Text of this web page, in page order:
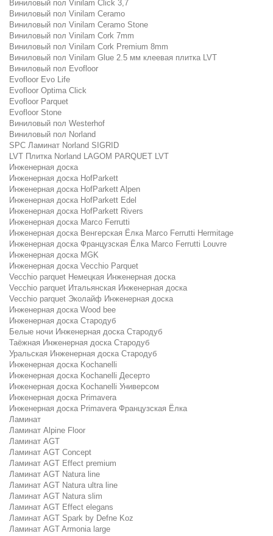
Виниловый пол Vinilam Click 3,7
Виниловый пол Vinilam Ceramo
Виниловый пол Vinilam Ceramo Stone
Виниловый пол Vinilam Cork 7mm
Виниловый пол Vinilam Cork Premium 8mm
Виниловый пол Vinilam Glue 2.5 мм клеевая плитка LVT
Виниловый пол Evofloor
Evofloor Evo Life
Evofloor Optima Click
Evofloor Parquet
Evofloor Stone
Виниловый пол Westerhof
Виниловый пол Norland
SPC Ламинат Norland SIGRID
LVT Плитка Norland LAGOM PARQUET LVT
Инженерная доска
Инженерная доска HofParkett
Инженерная доска HofParkett Alpen
Инженерная доска HofParkett Edel
Инженерная доска HofParkett Rivers
Инженерная доска Marco Ferrutti
Инженерная доска Венгерская Ёлка Marco Ferrutti Hermitage
Инженерная доска Французская Ёлка Marco Ferrutti Louvre
Инженерная доска MGK
Инженерная доска Vecchio Parquet
Vecchio parquet Немецкая Инженерная доска
Vecchio parquet Итальянская Инженерная доска
Vecchio parquet Эколайф Инженерная доска
Инженерная доска Wood bee
Инженерная доска Стародуб
Белые ночи Инженерная доска Стародуб
Таёжная Инженерная доска Стародуб
Уральская Инженерная доска Стародуб
Инженерная доска Kochanelli
Инженерная доска Kochanelli Десерто
Инженерная доска Kochanelli Универсом
Инженерная доска Primavera
Инженерная доска Primavera Французская Ёлка
Ламинат
Ламинат Alpine Floor
Ламинат AGT
Ламинат AGT Concept
Ламинат AGT Effect premium
Ламинат AGT Natura line
Ламинат AGT Natura ultra line
Ламинат AGT Natura slim
Ламинат AGT Effect elegans
Ламинат AGT Spark by Defne Koz
Ламинат AGT Armonia large